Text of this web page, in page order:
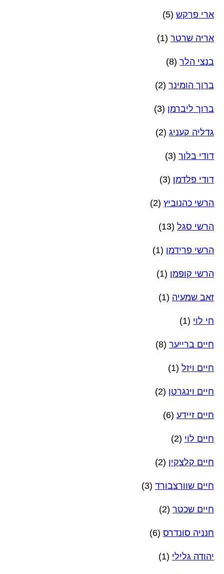
ארי פרקש (5)
אריה שרטר (1)
בנצי הלר (8)
ברוך הומינר (2)
ברוך ליברמן (3)
גדליה קעניג (2)
דודי בלוך (3)
דודי פלדמן (3)
הרשי כהנוביץ (2)
הרשי סגל (13)
הרשי פרידמן (1)
הרשי קופמן (1)
זאב שמעיה (1)
חי לוי (1)
חיים ברייער (8)
חיים ויזל (1)
חיים וינגרטן (2)
חיים זיידע (6)
חיים לוי (2)
חיים קלצקין (2)
חיים שוורצבורד (3)
חיים שכטר (2)
חנניה סונדרס (6)
יהודה גלילי (1)